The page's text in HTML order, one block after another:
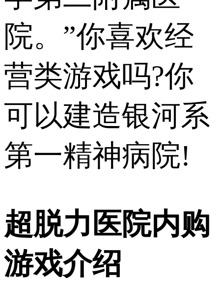
院。”你喜欢经
营类游戏吗?你
可以建造银河系
第一精神病院!
超脱力医院内购
游戏介绍